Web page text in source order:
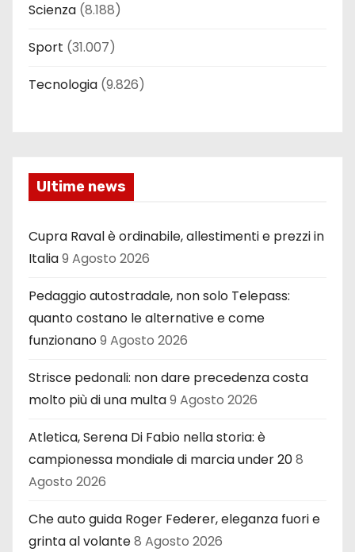
Scienza (8.188)
Sport (31.007)
Tecnologia (9.826)
Ultime news
Cupra Raval è ordinabile, allestimenti e prezzi in
Italia9 Agosto 2026
Pedaggio autostradale, non solo Telepass:
quanto costano le alternative e come
funzionano9 Agosto 2026
Strisce pedonali: non dare precedenza costa
molto più di una multa9 Agosto 2026
Atletica, Serena Di Fabio nella storia: è
campionessa mondiale di marcia under 208
Agosto 2026
Che auto guida Roger Federer, eleganza fuori e
grinta al volante8 Agosto 2026